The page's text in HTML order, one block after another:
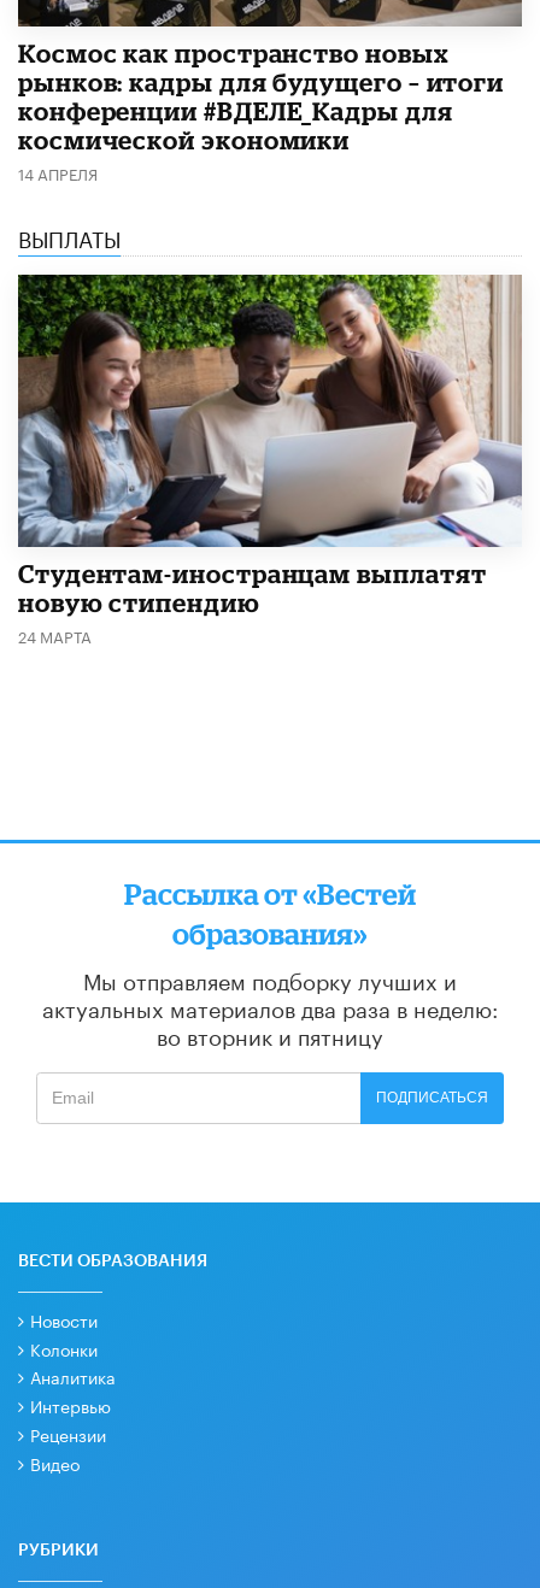
Космос как пространство новых
рынков: кадры для будущего – итоги
конференции #ВДЕЛЕ_Кадры для
космической экономики
14 АПРЕЛЯ
ВЫПЛАТЫ
Студентам-иностранцам выплатят
новую стипендию
24 МАРТА
Рассылка от «Вестей
образования»
Мы отправляем подборку лучших и
актуальных материалов два раза в неделю:
во вторник и пятницу
ПОДПИСАТЬСЯ
ВЕСТИ ОБРАЗОВАНИЯ
Новости
Колонки
Аналитика
Интервью
Рецензии
Видео
РУБРИКИ